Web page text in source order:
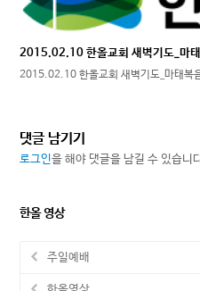
2015.02.10 한올교회 새벽기도_마
2015.02.10 한올교회 새벽기도_마태복
댓글 남기기
로그인을 해야 댓글을 남길 수 있습니
한올 영상
주일예배